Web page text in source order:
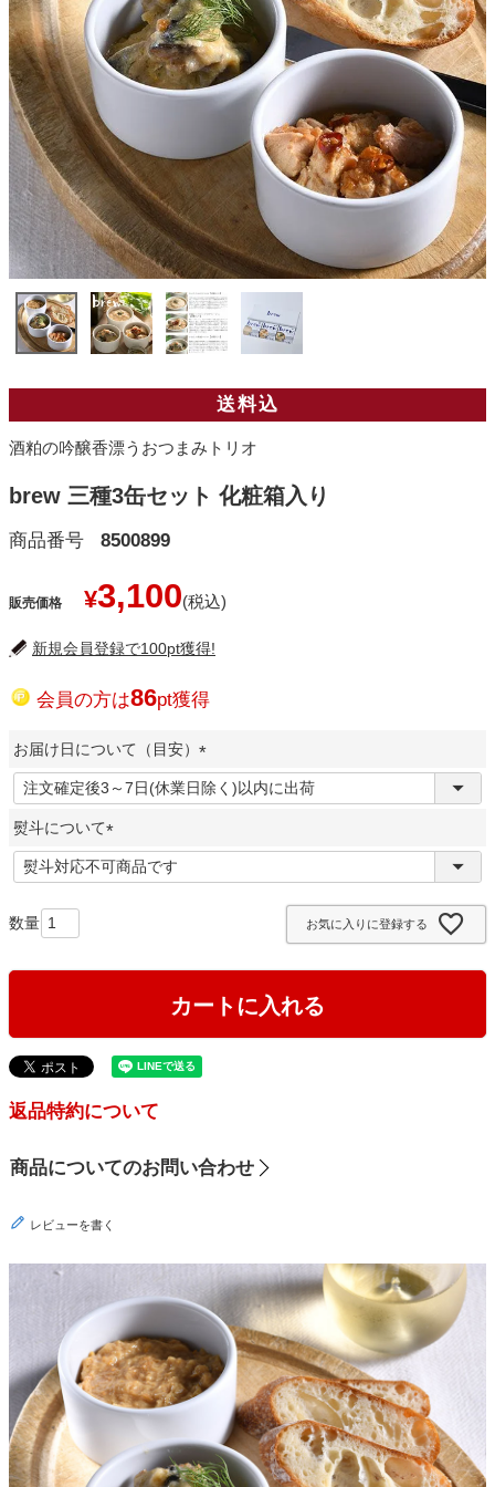
送料込
酒粕の吟醸香漂うおつまみトリオ
brew 三種3缶セット 化粧箱入り
商品番号 8500899
販売価格 ¥3,100
新規会員登録で100pt獲得!
会員の方は86pt獲得
お届け日について（目安）
(
必
)
熨斗について
(
必
お気に入りに登録する
カートに入れる
返品特約について
商品についてのお問い合わせ
レビューを書く